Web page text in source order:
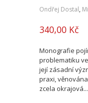
Ondřej Dostal,
340,00 Kč
Monografie
problematiku
její zásadní
praxi,
zcela okrajová...